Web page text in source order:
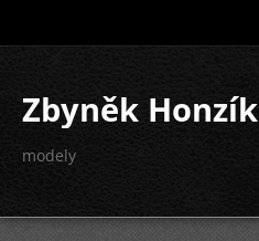
Zbyněk Honzík
modely